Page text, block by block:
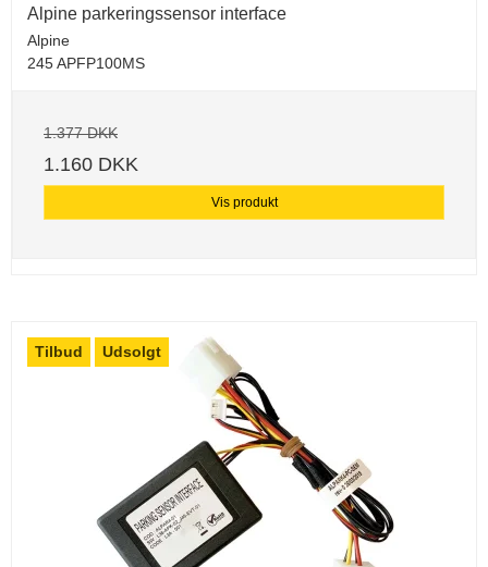
Alpine parkeringssensor interface
Alpine
245 APFP100MS
1.377 DKK
1.160 DKK
Vis produkt
Tilbud Udsolgt